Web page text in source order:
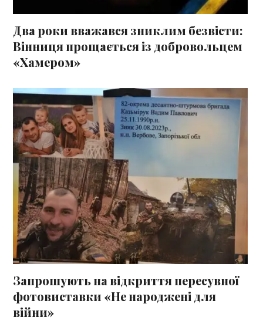
Два роки вважався зниклим безвісти:
Вінниця прощається із добровольцем
«Хамером»
Запрошують на відкриття пересувної
фотовиставки «Не народжені для
війни»